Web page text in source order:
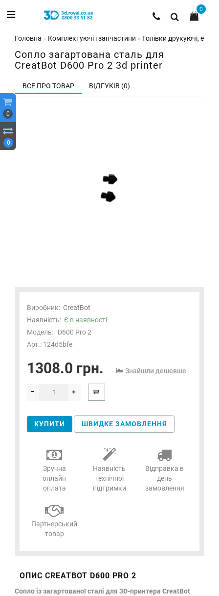
0
0
0
Головна Комплектуючі і запчастини Голівки друкуючі,
Сопло загартована сталь для
CreatBot D600 Pro 2 3d printer
ВСЕ ПРО ТОВАР ВІДГУКІВ (0)
Виробник: CreatBot
Наявність: Є в наявності
Модель:
D600 Pro 2
Арт.: 124d5bfe
1308.0 грн. Знайшли дешевше
КУПИТИ ШВИДКЕ ЗАМОВЛЕННЯ
Зручна
онлайн
оплата
Наявність
технічної
підтримки
Відправка в
день
замовлення
Партнерський
товар
ОПИС CREATBOT D600 PRO 2
Сопло із загартованої сталі для 3D-принтера CreatBot